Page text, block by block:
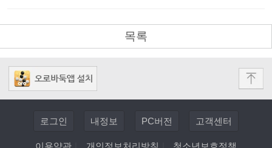
목록
로그인 내정보 PC버전 고객센터